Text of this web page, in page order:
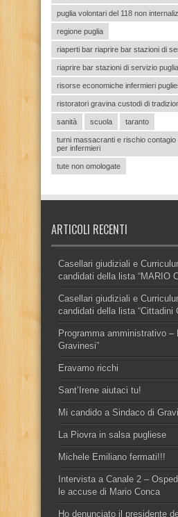
puglia volontari del 118 non
regione puglia
riaperti bar riaprire bar stazioni di
riaprire bar stazioni di servizio puglia
risorse economiche infermieri
ristoratori gravina custodi di
sanità scuola taranto
turni massacranti e rischio contagio
per infermieri
tute non omologate
ARTICOLI RECENTI
Casellari giudiziali e
candidati della lista “MARIO
Casellari giudiziali e
candidati della lista “Cittadini
Programma amministrativo –
Gravinesi”
Eravamo ricchi
Sant’Irene aiutaci tu!
Mi candido a Sindaco di
La Piovra in salsa pugliese
Michele Emiliano fermati!!!
Intervista a Canale 2 –
le accuse di Mario Conca
Ho denunciato il presidente